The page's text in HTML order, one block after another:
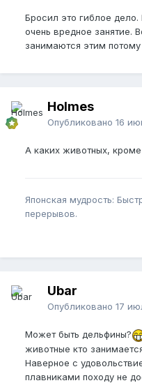
Бросил это гиблое
очень вредное занятие.
занимаются этим
Holmes
Опубликовано 16
А каких животных,
Японская мудрость:
перерывов.
Ubar
Опубликовано 17
Может быть дельфины?
животные кто
Наверное с
плавниками походу не